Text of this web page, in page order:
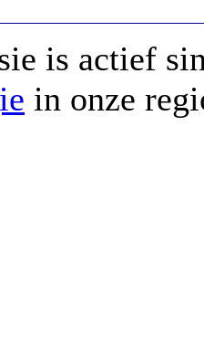
is actief
in onze